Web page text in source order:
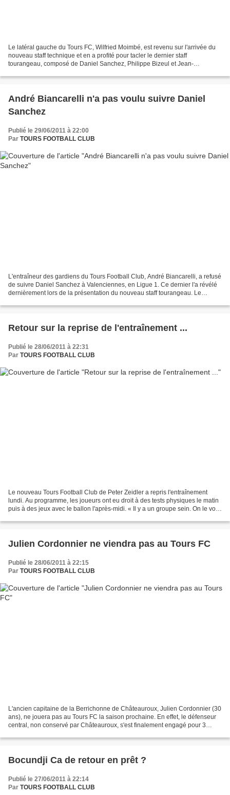
Le latéral gauche du Tours FC, Wilfried Moimbé, est revenu sur l'arrivée du
nouveau staff technique et en a profité pour tacler le dernier staff
tourangeau, composé de Daniel Sanchez, Philippe Bizeul et Jean-
André Biancarelli n'a pas voulu suivre Daniel
Sanchez
Publié le 29/06/2011 à 22:00
Par TOURS FOOTBALL CLUB
L'entraîneur des gardiens du Tours Football Club, André Biancarelli, a refusé
de suivre Daniel Sanchez à Valenciennes, en Ligue 1. Ce dernier l'a révélé
dernièrement lors de la présentation du nouveau staff tourangeau. Le
Retour sur la reprise de l'entraînement ...
Publié le 28/06/2011 à 22:31
Par TOURS FOOTBALL CLUB
Le nouveau Tours Football Club de Peter Zeidler a repris l'entraînement
lundi. Au programme, les joueurs ont eu droit à des tests physiques le matin
puis à des jeux avec le ballon l'après-midi. « Il y a un groupe sein. On le voit
Julien Cordonnier ne viendra pas au Tours FC
Publié le 28/06/2011 à 22:15
Par TOURS FOOTBALL CLUB
L'ancien capitaine de la Berrichonne de Châteauroux, Julien Cordonnier (30
ans), ne jouera pas au Tours FC la saison prochaine. En effet, le défenseur
central, non conservé par Châteauroux, s'est finalement engagé pour 3
Bocundji Ca de retour en prêt ?
Publié le 27/06/2011 à 22:14
Par TOURS FOOTBALL CLUB